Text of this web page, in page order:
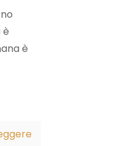
è
è